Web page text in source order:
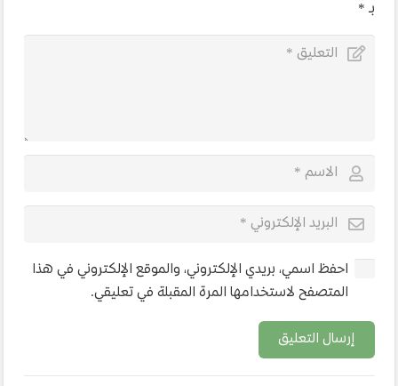
بـ *
احفظ اسمي، بريدي الإلكتروني، والموقع الإلكتروني في هذا
المتصفح لاستخدامها المرة المقبلة في تعليقي.
إرسال التعليق